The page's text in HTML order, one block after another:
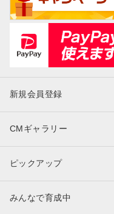
新規会員登録
CMギャラリー
ピックアップ
みんなで育成中